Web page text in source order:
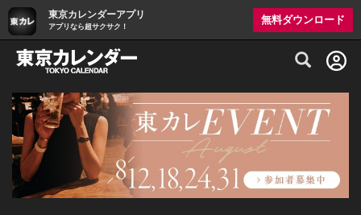
東京カレンダーアプリ
アプリなら超サクサク！
無料ダウンロード
グルメ情報・プレミアムレストラン予約